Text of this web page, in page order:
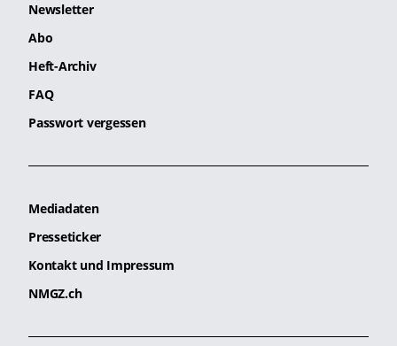
Newsletter
Abo
Heft-Archiv
FAQ
Passwort vergessen
Mediadaten
Presseticker
Kontakt und Impressum
NMGZ.ch